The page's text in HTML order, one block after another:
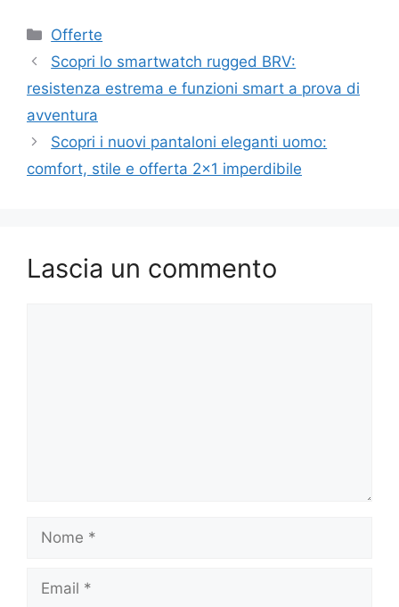
Categorie
Offerte
Scopri lo smartwatch rugged BRV:
resistenza estrema e funzioni smart a prova di
avventura
Scopri i nuovi pantaloni eleganti uomo:
comfort, stile e offerta 2×1 imperdibile
Lascia un commento
Nome
Email